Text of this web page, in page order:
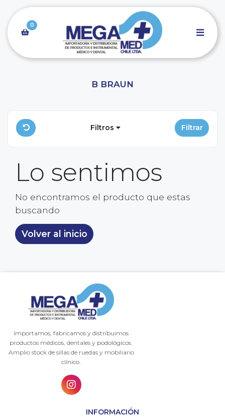
0
B BRAUN
Filtros Filtrar
Lo sentimos
No encontramos el producto que estas
buscando
Volver al inicio
Importamos, fabricamos y distribuimos
productos médicos, dentales y podológicos.
Amplio stock de sillas de ruedas y mobiliario
clínico.
INFORMACIÓN